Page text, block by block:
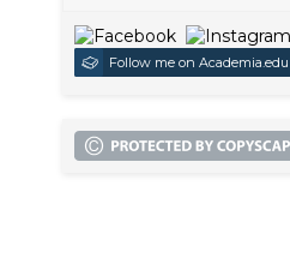
Follow me on Academia.edu